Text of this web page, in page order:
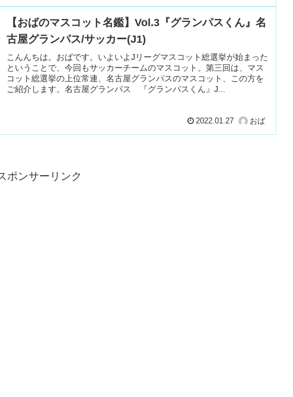
【おばのマスコット名鑑】Vol.3『グランパスくん』名
古屋グランパス/サッカー(J1)
こんんちは。おばです。いよいよJリーグマスコット総選挙が始まった
ということで、今回もサッカーチームのマスコット。第三回は、マス
コット総選挙の上位常連、名古屋グランパスのマスコット、この方を
ご紹介します。名古屋グランパス 『グランパスくん』J...
2022.01.27 おば
ポンサーリンク